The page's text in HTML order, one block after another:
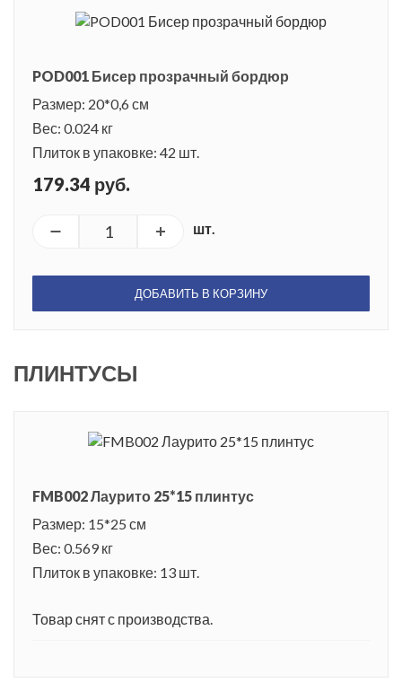
POD001 Бисер прозрачный бордюр
Размер: 20*0,6 см
Вес: 0.024 кг
Плиток в упаковке: 42 шт.
179.34 руб.
шт.
ДОБАВИТЬ В КОРЗИНУ
ПЛИНТУСЫ
FMB002 Лаурито 25*15 плинтус
Размер: 15*25 см
Вес: 0.569 кг
Плиток в упаковке: 13 шт.
Товар снят с производства.